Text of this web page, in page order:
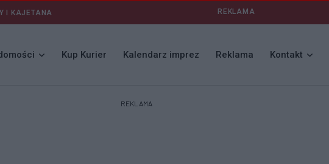
I KAJETANA REKLAMA
Kup Kurier Kalendarz imprez Reklama Kontakt
REKLAMA